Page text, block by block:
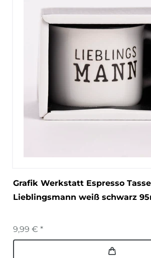
Grafik Werkstatt Espresso
Lieblingsmann weiß schwarz
9,99 € *